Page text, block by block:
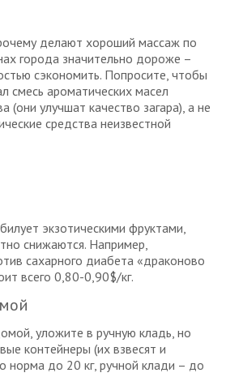
делают хороший массаж по
города значительно дороже –
сэкономить. Попросите, чтобы
смесь ароматических масел
(они улучшат качество загара), а не
средства неизвестной
экзотическими фруктами,
снижаются. Например,
сахарного диабета «драконово
всего 0,80-0,90$/кг.
уложите в ручную кладь, но
контейнеры (их взвесят и
норма до 20 кг, ручной клади – до